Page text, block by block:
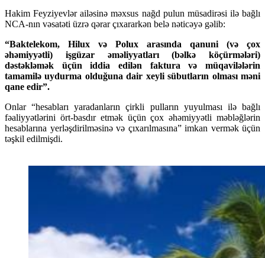
Hakim Feyziyevlər ailəsinə məxsus nağd pulun müsadirəsi ilə bağlı
NCA-nın vəsatəti üzrə qərar çıxararkən belə nəticəyə gəlib:
“Baktelekom, Hilux və Polux arasında qanuni (və çox
əhəmiyyətli) işgüzar əməliyyatları (bəlkə köçürmələri)
dəstəkləmək üçün iddia edilən faktura və müqavilələrin
tamamilə uydurma olduğuna dair xeyli sübutların olması məni
qane edir”.
Onlar “hesabları yaradanların çirkli pulların yuyulması ilə bağlı
fəaliyyətlərini ört-basdır etmək üçün çox əhəmiyyətli məbləğlərin
hesablarına yerləşdirilməsinə və çıxarılmasına” imkan vermək üçün
təşkil edilmişdi.